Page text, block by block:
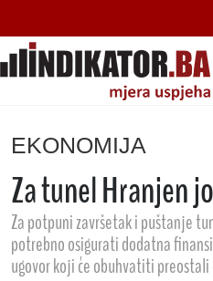
EKONOMIJA
Za tunel Hranjen
Za potpuni završetak i puštanje
potrebno osigurati dodatna
ugovor koji će obuhvatiti